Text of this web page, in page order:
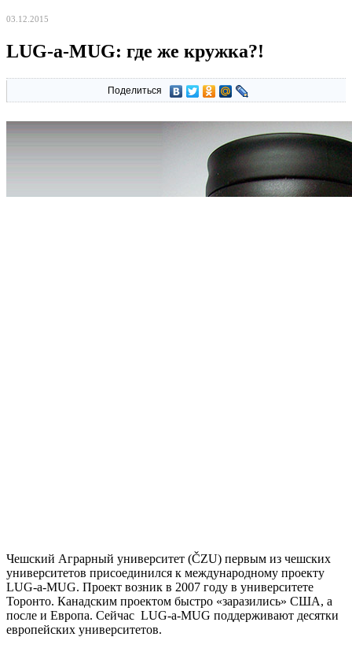
03.12.2015
LUG-a-MUG: где же кружка?!
Поделиться
Чешский Аграрный университет (ČZU) первым из чешских
университетов присоединился к международному проекту
LUG-a-MUG. Проект возник в 2007 году в университете
Торонто. Канадским проектом быстро «заразились» США, а
после и Европа. Сейчас LUG-a-MUG поддерживают десятки
европейских университетов.